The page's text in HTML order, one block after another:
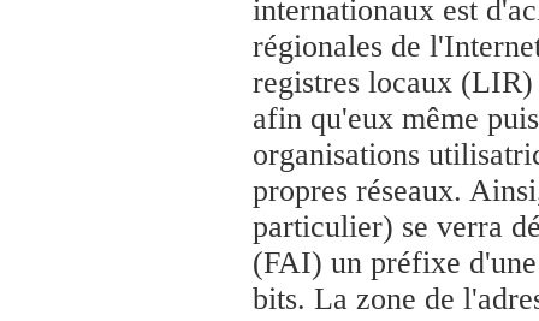
internationaux est
régionales de
registres locaux (LIR)
afin qu'eux même
organisations
propres réseaux.
particulier) se verra
(FAI) un préfixe
bits. La zone de